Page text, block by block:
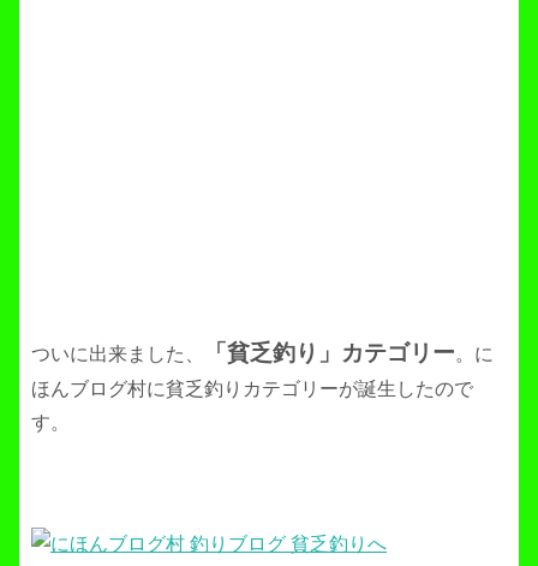
ついに出来ました、 「貧乏釣り」カテゴリー。に
ほんブログ村に貧乏釣りカテゴリーが誕生したので
す。